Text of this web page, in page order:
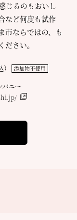
じるのもおいし
など何度も試作
市ならではの、も
さい。
） 添加物不使用
パニー